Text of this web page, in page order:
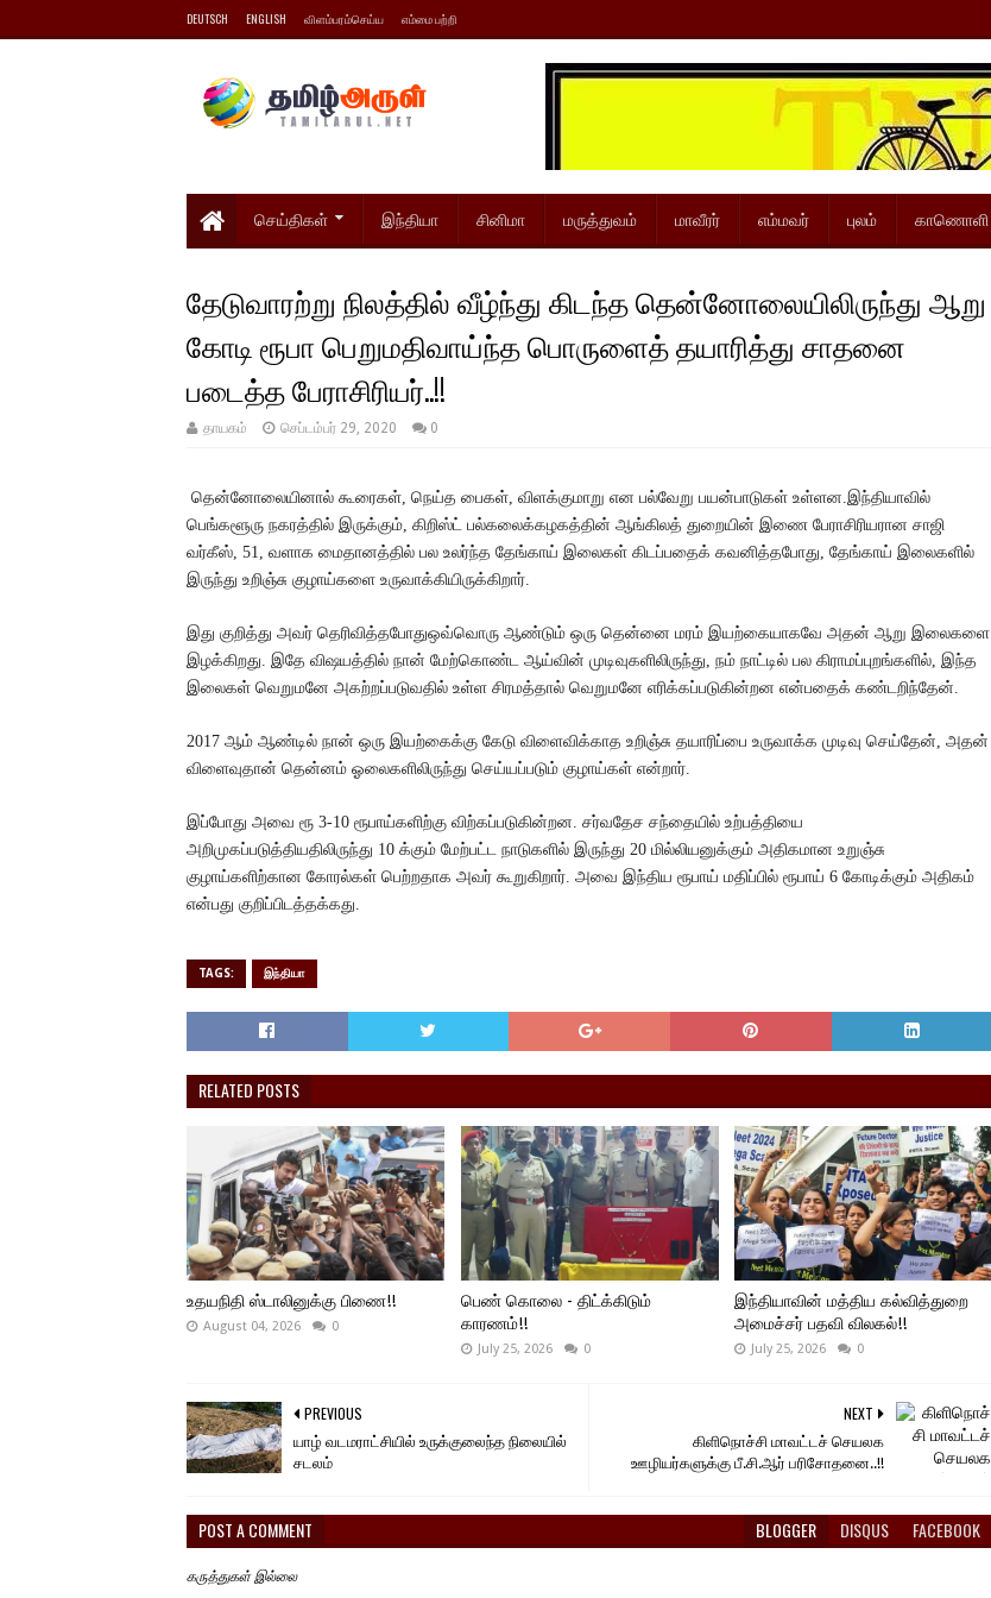
DEUTSCH ENGLISH விளம்பரம்செய்ய எம்மை பற்றி
செய்திகள் இந்தியா சினிமா மருத்துவம் மாவீரர் எம்மவர் புலம் காணொளி
தேடுவாரற்று நிலத்தில் வீழ்ந்து கிடந்த தென்னோலையிலிருந்து ஆறு
கோடி ரூபா பெறுமதிவாய்ந்த பொருளைத் தயாரித்து சாதனை
படைத்த பேராசிரியர்..!!
தாயகம் செப்டம்பர் 29, 2020 0
தென்னோலையினால் கூரைகள், நெய்த பைகள், விளக்குமாறு என பல்வேறு பயன்பாடுகள் உள்ளன.இந்தியாவில்
பெங்களூரு நகரத்தில் இருக்கும், கிறிஸ்ட் பல்கலைக்கழகத்தின் ஆங்கிலத் துறையின் இணை பேராசிரியரான சாஜி
வர்கீஸ், 51, வளாக மைதானத்தில் பல உலர்ந்த தேங்காய் இலைகள் கிடப்பதைக் கவனித்தபோது, ​​தேங்காய் இலைகளில்
இருந்து உறிஞ்சு குழாய்களை உருவாக்கியிருக்கிறார்.
இது குறித்து அவர் தெரிவித்தபோதுஒவ்வொரு ஆண்டும் ஒரு தென்னை மரம் இயற்கையாகவே அதன் ஆறு இலைகளை
இழக்கிறது. இதே விஷயத்தில் நான் மேற்கொண்ட ஆய்வின் முடிவுகளிலிருந்து, நம் நாட்டில் பல கிராமப்புறங்களில், இந்த
இலைகள் வெறுமனே அகற்றப்படுவதில் உள்ள சிரமத்தால் வெறுமனே எரிக்கப்படுகின்றன என்பதைக் கண்டறிந்தேன்.
2017 ஆம் ஆண்டில் நான் ஒரு இயற்கைக்கு கேடு விளைவிக்காத உறிஞ்சு தயாரிப்பை உருவாக்க முடிவு செய்தேன், அதன்
விளைவுதான் தென்னம் ஓலைகளிலிருந்து செய்யப்படும் குழாய்கள் என்றார்.
இப்போது அவை ரூ 3-10 ரூபாய்களிற்கு விற்கப்படுகின்றன. சர்வதேச சந்தையில் உற்பத்தியை
அறிமுகப்படுத்தியதிலிருந்து 10 க்கும் மேற்பட்ட நாடுகளில் இருந்து 20 மில்லியனுக்கும் அதிகமான உறுஞ்சு
குழாய்களிற்கான கோரல்கள் பெற்றதாக அவர் கூறுகிறார். அவை இந்திய ரூபாய் மதிப்பில் ரூபாய் 6 கோடிக்கும் அதிகம்
என்பது குறிப்பிடத்தக்கது.
TAGS: இந்தியா
RELATED POSTS
உதயநிதி ஸ்டாலினுக்கு பிணை!!
August 04, 2026 0
பெண் கொலை - திட்க்கிடும்
காரணம்!!
July 25, 2026 0
இந்தியாவின் மத்திய கல்வித்துறை
அமைச்சர் பதவி விலகல்!!
July 25, 2026 0
NEXT
கிளிநொச்சி மாவட்டச் செயலக
ஊழியர்களுக்கு பீ.சி.ஆர் பரிசோதனை..!!
PREVIOUS
யாழ் வடமராட்சியில் உருக்குலைந்த நிலையில்
சடலம்
POST A COMMENT BLOGGER DISQUS FACEBOOK
கருத்துகள் இல்லை